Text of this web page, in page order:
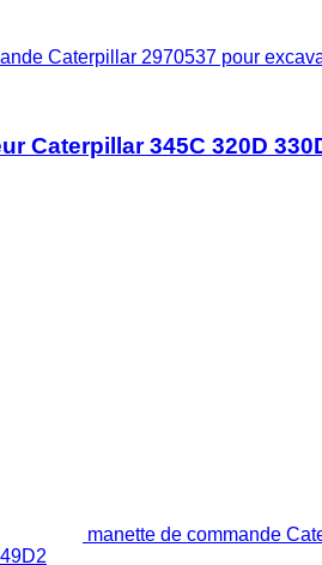
Caterpillar 2970537 pour
345C 320D
manette de commande